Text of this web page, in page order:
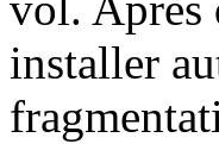
installer